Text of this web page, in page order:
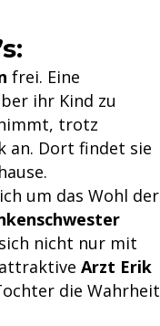
frei. Eine
ihr Kind zu
trotz
an. Dort findet sie
um das Wohl der
nicht nur mit
Arzt Erik
die Wahrheit